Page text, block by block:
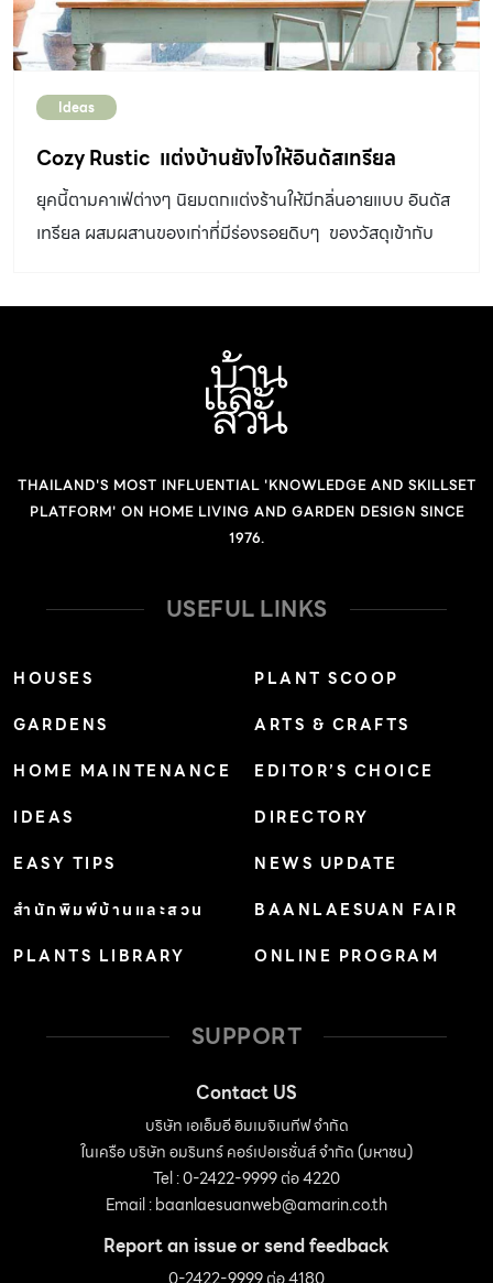
เพียงใด ซึ่งต้องใส่ใจไม่ละเลย ไม่ปล่อยให้อยู่ในพื้นที่กลางแดด
หรือที่อับอากาศนานจนเกินไป […]
ด้วยการทำแผงกันแดดด้านข้างเพิ่ม รูปแบบหลังคา หลังคาจั่ว
(Gable Roof) เป็นหลังคาที่เกิดจากการนำด้านสูงของ
สามารถกันแดดกันฝนได้ดีในด้านที่มีชายคายื่น ส่วนหน้าจั่ว
หรือด้านสกัดมักมีปัญหาเรื่องการป้องกันแดดและฝน ซึ่งเรา
อาจทำชายคาเฉพาะจุดเพิ่มบริเวณเหนือหน้าต่างและประตูเพื่อ
ป้องกันแดดและฝน หลังคาจั่วนิยมใช้กับบ้านในเมืองไทยและ
บ้านเมืองร้อนทั่วไป การสร้างหลังคาจั่วควรออกแบบให้มี
ระวังรอยต่อบริเวณสันหลังคา เพราะเป็นจุดที่น้ำฝนรั่วซึมได้
ง่าย หลังคาปั้นหยา (Hip Roof) เป็นหลังคาที่พัฒนามาจาก
หลังคาจั่ว แต่มีชายคาลาดเอียงทั้งสี่ด้าน สามารถกันแดดกัน
ฝนได้รอบ เหมาะกับสภาพภูมิอากาศของเมืองไทยที่ร้อนและมี
เพราะมีรอยต่อของสันหลังคาหรือตะเข้สันมากกว่า หลังคา
มนิลา (Hip Gable Roof) คือหลังคาปั้นหยาที่ปรับให้ด้าน
สกัดมีหน้าจั่วทั้งสองด้านบริเวณช่วงบนของหลังคา เพื่อรูป
นี้เป็นแบบหลังคาของบ้านเรือนไทยภาคกลาง เนื่องจากเหมาะ
มีชายคากันแดดกันฝนทั้งสี่ด้านแล้ว ยังสามารถระบายอากาศ
ยา […]
Ideas
Cozy Rustic แต่งบ้านยังไงให้อินดัสเทรียล
ยุคนี้ตามคาเฟ่ต่างๆ นิยมตกแต่งร้านให้มีกลิ่นอายแบบ อินดัส
เทรียล ผสมผสานของเก่าที่มีร่องรอยดิบๆ ของวัสดุเข้ากับ
THAILAND'S MOST INFLUENTIAL 'KNOWLEDGE AND SKILLSET
PLATFORM' ON HOME LIVING AND GARDEN DESIGN SINCE
1976.
USEFUL LINKS
HOUSES
GARDENS
HOME MAINTENANCE
IDEAS
EASY TIPS
สำนักพิมพ์บ้านและสวน
PLANTS LIBRARY
PLANT SCOOP
ARTS & CRAFTS
EDITOR’S CHOICE
DIRECTORY
NEWS UPDATE
BAANLAESUAN FAIR
ONLINE PROGRAM
SUPPORT
Contact US
บริษัท เอเอ็มอี อิมเมจิเนทีฟ จำกัด
ในเครือ บริษัท อมรินทร์ คอร์เปอเรชั่นส์ จำกัด (มหาชน)
Tel : 0-2422-9999 ต่อ 4220
Email :baanlaesuanweb@amarin.co.th
Report an issue or send feedback